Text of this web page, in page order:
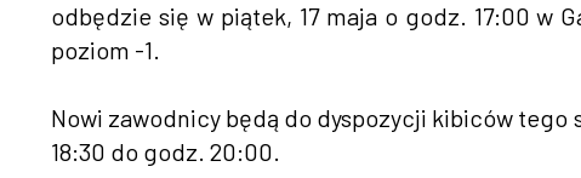
odbędzie się w piątek, 17 maja o godz. 17:00 w
poziom -1.
Nowi zawodnicy będą do dyspozycji kibiców
18:30 do godz. 20:00.